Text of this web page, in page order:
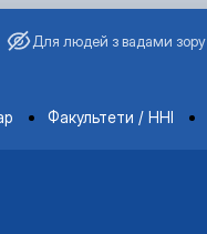
Для людей з вадами зору
Факультети / ННІ